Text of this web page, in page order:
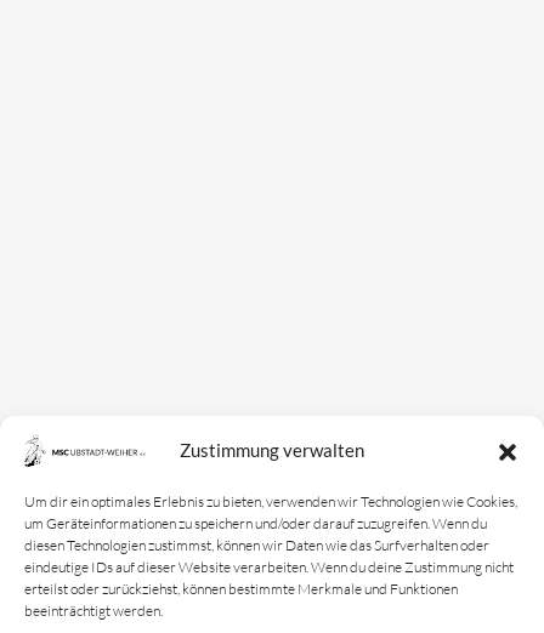
Zustimmung verwalten
Um dir ein optimales Erlebnis zu bieten, verwenden wir Technologien wie Cookies,
um Geräteinformationen zu speichern und/oder darauf zuzugreifen. Wenn du
diesen Technologien zustimmst, können wir Daten wie das Surfverhalten oder
eindeutige IDs auf dieser Website verarbeiten. Wenn du deine Zustimmung nicht
erteilst oder zurückziehst, können bestimmte Merkmale und Funktionen
beeinträchtigt werden.